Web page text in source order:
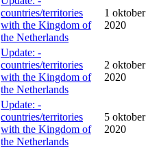
countries/territories
with the Kingdom of
the Netherlands
1 oktober
2020
Update: -
countries/territories
with the Kingdom of
the Netherlands
2 oktober
2020
Update: -
countries/territories
with the Kingdom of
the Netherlands
5 oktober
2020